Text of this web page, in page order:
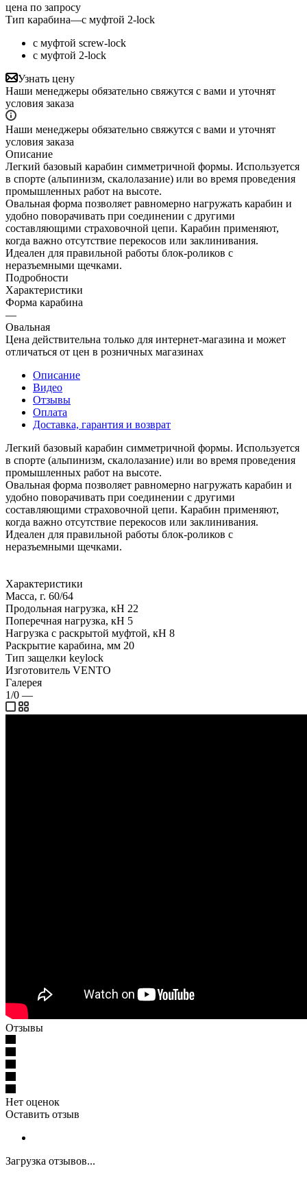
цена по запросу
Тип карабина—с муфтой 2-lock
c муфтой screw-lock
с муфтой 2-lock
Узнать цену
Наши менеджеры обязательно свяжутся с вами и уточнят
условия заказа
Наши менеджеры обязательно свяжутся с вами и уточнят
условия заказа
Описание
Легкий базовый карабин симметричной формы. Используется
в спорте (альпинизм, скалолазание) или во время проведения
промышленных работ на высоте.
Овальная форма позволяет равномерно нагружать карабин и
удобно поворачивать при соединении с другими
составляющими страховочной цепи. Карабин применяют,
когда важно отсутствие перекосов или заклинивания.
Идеален для правильной работы блок-роликов с
неразъемными щечками.
Подробности
Характеристики
Форма карабина
—
Овальная
Цена действительна только для интернет-магазина и может
отличаться от цен в розничных магазинах
Описание
Видео
Отзывы
Оплата
Доставка, гарантия и возврат
Легкий базовый карабин симметричной формы. Используется
в спорте (альпинизм, скалолазание) или во время проведения
промышленных работ на высоте.
Овальная форма позволяет равномерно нагружать карабин и
удобно поворачивать при соединении с другими
составляющими страховочной цепи. Карабин применяют,
когда важно отсутствие перекосов или заклинивания.
Идеален для правильной работы блок-роликов с
неразъемными щечками.
Характеристики
Масса, г. 60/64
Продольная нагрузка, кН 22
Поперечная нагрузка, кН 5
Нагрузка с раскрытой муфтой, кН 8
Раскрытие карабина, мм 20
Тип защелки keylock
Изготовитель VENTO
Галерея
1/0 —
Отзывы
Нет оценок
Оставить отзыв
Загрузка отзывов...